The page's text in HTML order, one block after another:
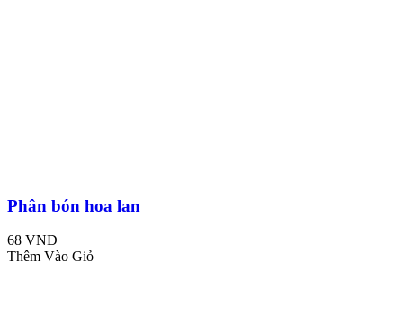
Phân bón hoa lan
68 VND
Thêm Vào Giỏ